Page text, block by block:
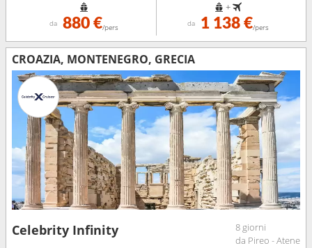
da 880 €/pers
+
da 1 138 €/pers
CROAZIA, MONTENEGRO, GRECIA
Celebrity Infinity
8 giorni
da Pireo - Atene